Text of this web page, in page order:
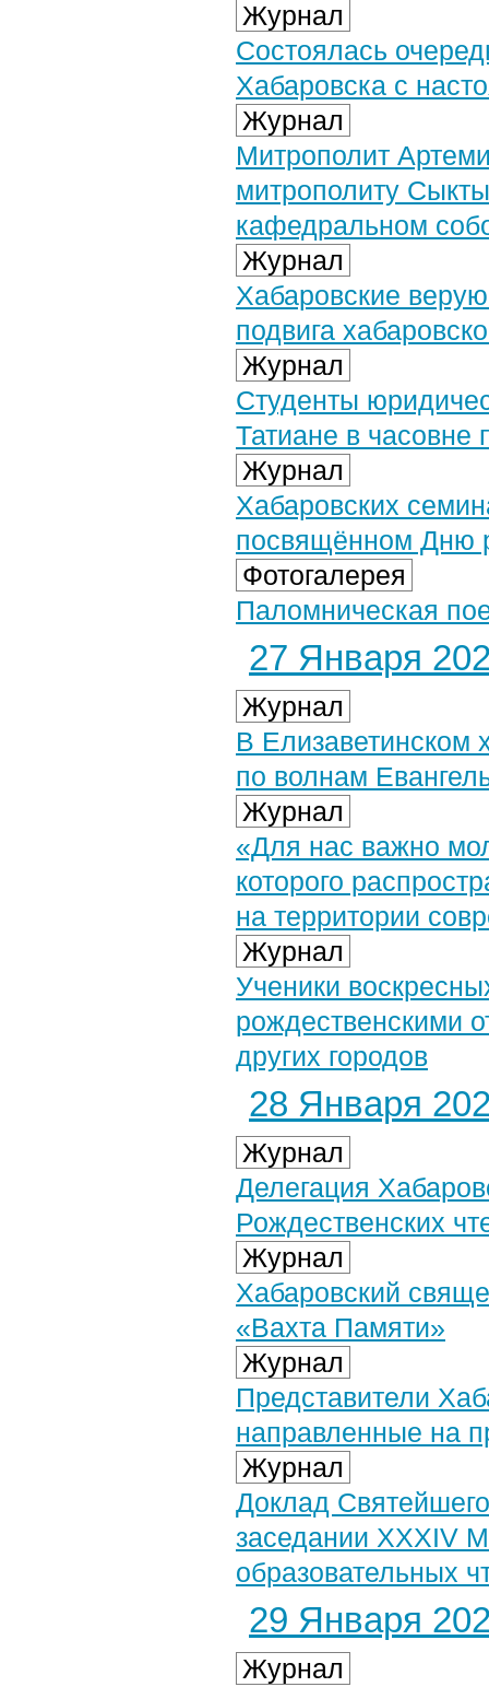
Журнал
Состоялась
Хабаровска с
Журнал
Митрополит
митрополиту
кафедральном
Журнал
Хабаровские
подвига
Журнал
Студенты
Татиане в часовне
Журнал
Хабаровских
посвящённом Дню
Фотогалерея
Паломническая
27 Января
Журнал
В Елизаветинском
по волнам
Журнал
«Для нас важно
которого
на территории
Журнал
Ученики
рождественскими
других городов
28 Января
Журнал
Делегация
Рождественских
Журнал
Хабаровский
«Вахта Памяти»
Журнал
Представители
направленные на
Журнал
Доклад
заседании XXXIV
образовательных
29 Января
Журнал